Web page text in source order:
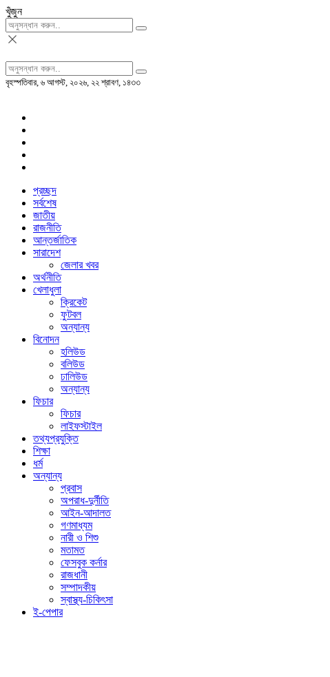
খুঁজুন
বৃহস্পতিবার, ৬ আগস্ট, ২০২৬, ২২ শ্রাবণ, ১৪৩৩
প্রচ্ছদ
সর্বশেষ
জাতীয়
রাজনীতি
আন্তর্জাতিক
সারাদেশ
জেলার খবর
অর্থনীতি
খেলাধুলা
ক্রিকেট
ফুটবল
অন্যান্য
বিনোদন
হলিউড
বলিউড
ঢালিউড
অন্যান্য
ফিচার
ফিচার
লাইফস্টাইল
তথ্যপ্রযুক্তি
শিক্ষা
ধর্ম
অন্যান্য
প্রবাস
অপরাধ-দুর্নীতি
আইন-আদালত
গণমাধ্যম
নারী ও শিশু
মতামত
ফেসবুক কর্নার
রাজধানী
সম্পাদকীয়
স্বাস্থ্য-চিকিৎসা
ই-পেপার